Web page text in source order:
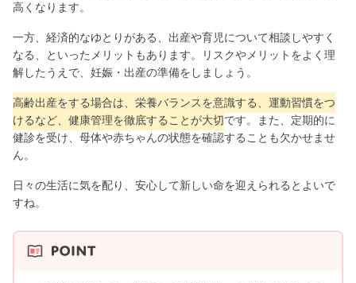
高くなります。
一方、経済的なゆとりがある、出産や育児について相談しやすく
なる、といったメリットもあります。リスクやメリットをよく理
解したうえで、妊娠・出産の準備をしましょう。
高齢出産をする場合は、栄養バランスを意識する、運動習慣をつ
けるなど、健康管理を徹底することが大切です。また、定期的に
健診を受け、母体や赤ちゃんの状態を確認することも欠かせませ
ん。
日々の生活に気を配り、安心して新しい命を迎えられるとよいで
すね。